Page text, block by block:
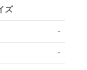
ズ
-
-